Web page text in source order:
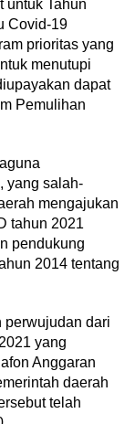
untuk Tahun
Covid-19
prioritas yang
menutupi
dapat
Pemulihan
yang salah-
mengajukan
tahun 2021
pendukung
2014 tentang
perwujudan dari
yang
Anggaran
daerah
telah